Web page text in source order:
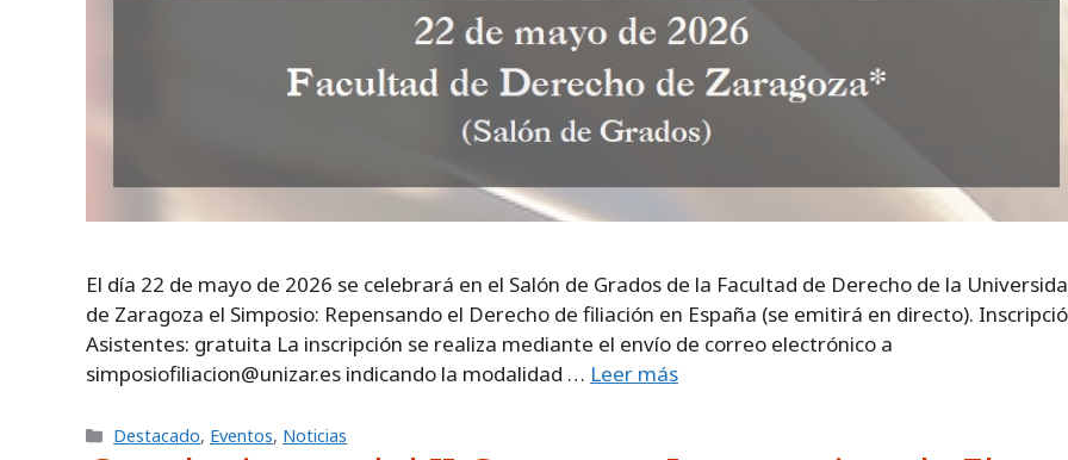
El día 22 de mayo de 2026 se celebrará en el Salón de Grados de la Facultad de Derecho de la
de Zaragoza el Simposio: Repensando el Derecho de filiación en España (se emitirá en directo).
Asistentes: gratuita La inscripción se realiza mediante el envío de correo electrónico a
simposiofiliacion@unizar.es indicando la modalidad … Leer más
Categorías
Destacado, Eventos, Noticias